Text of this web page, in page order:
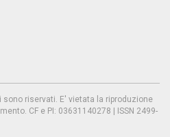
riservati. E' vietata la riproduzione
CF e PI: 03631140278 | ISSN 2499-